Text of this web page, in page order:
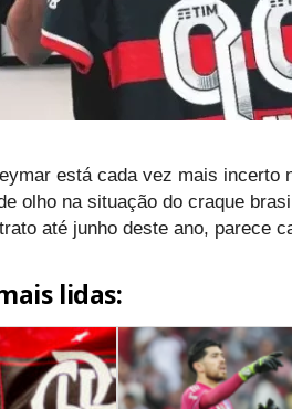
está cada vez mais incerto
olho na situação do craque
até junho deste ano, parece
lidas: